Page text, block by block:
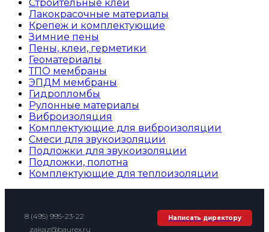
Строительные клеи
Лакокрасочные материалы
Крепеж и комплектующие
Зимние пены
Пены, клеи, герметики
Геоматериалы
ТПО мембраны
ЭПДМ мембраны
Гидропломбы
Рулонные материалы
Виброизоляция
Комплектующие для виброизоляции
Смеси для звукоизоляции
Подложки для звукоизоляции
Подложки, полотна
Комплектующие для теплоизоляции
8 (495) 995-23-22
zakaz@baurex.ru
Написать директору